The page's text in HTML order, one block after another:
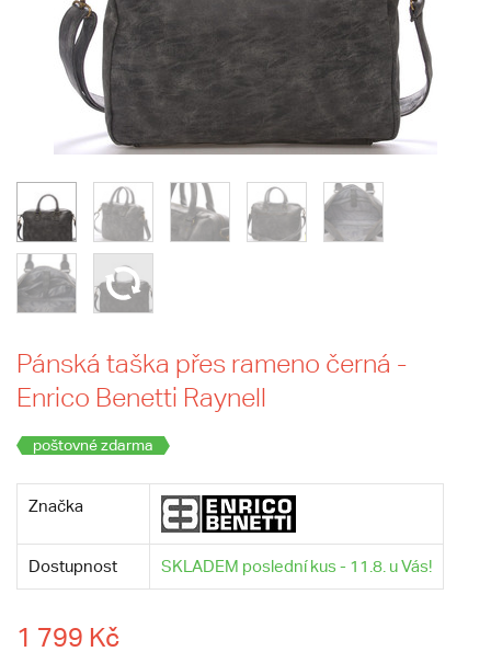
Pánská taška přes rameno černá -
Enrico Benetti Raynell
poštovné zdarma
Značka
Dostupnost SKLADEM poslední kus - 11.8. u Vás!
1 799 Kč